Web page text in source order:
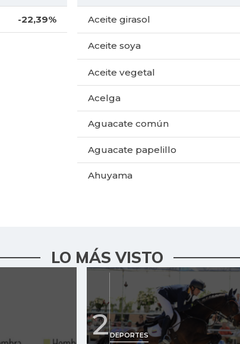
-22,39% Aceite girasol
Aceite soya
Aceite vegetal
Acelga
Aguacate común
Aguacate papelillo
Ahuyama
Alas de pollo sin costillar
Arracacha amarilla
Arroz
LO MÁS VISTO
2DEPORTES